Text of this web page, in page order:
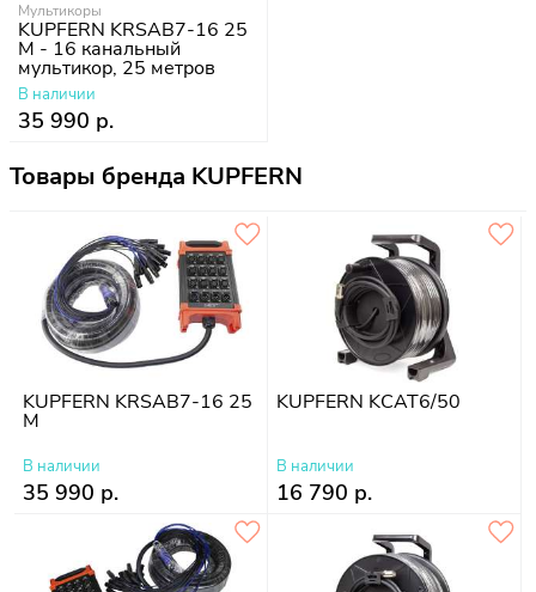
Мультикоры
KUPFERN KRSAB7-16 25
M - 16 канальный
мультикор, 25 метров
В наличии
35 990 р.
Товары бренда KUPFERN
KUPFERN KRSAB7-16 25
M
В наличии
35 990 р.
KUPFERN KCAT6/50
В наличии
16 790 р.